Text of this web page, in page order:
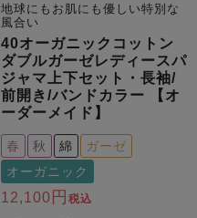
地球にもお肌にも優しい特別な
風合い
40オーガニックコットン
ダブルガーゼレディースパ
ジャマ上下セット・長袖/
前開き/バンドカラー 【オ
ーダーメイド】
春 秋 綿
ガーゼ
オーガニック
12,100 税込